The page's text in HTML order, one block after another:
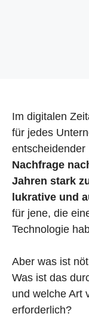
Im digitalen
für jedes
Nachfrage
Jahren stark
lukrative und
für jene, die
Technologie
Aber was ist
Was ist das
und welche Art
erforderlich?